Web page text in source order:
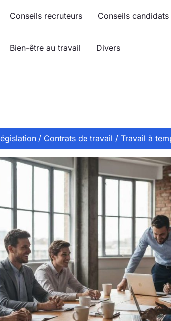
Conseils recruteurs Conseils candidats
Bien-être au travail Divers
Contrats de travail Travail à